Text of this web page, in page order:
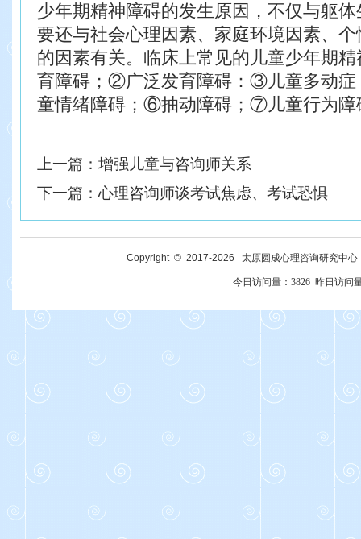
少年期精神障碍的发生原因，不仅与躯体
要还与社会心理因素、家庭环境因素、
的因素有关。 临床上常见的儿童少年期
育障碍；②广泛发育障碍：③儿童多动
童情绪障碍；⑥抽动障碍；⑦儿童行为障
上一篇： 增强儿童与咨询师关系
下一篇：心理咨询师谈考试焦虑、考试恐惧
Copyright © 2017-2026 太原圆成心理咨询研究中
今日访问量： 3826 昨日访问